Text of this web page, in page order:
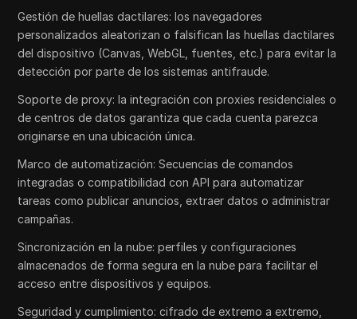
Gestión de huellas dactilares: los navegadores
personalizados aleatorizan o falsifican las huellas dactilares
del dispositivo (Canvas, WebGL, fuentes, etc.) para evitar la
detección por parte de los sistemas antifraude.
Soporte de proxy: la integración con proxies residenciales o
de centros de datos garantiza que cada cuenta parezca
originarse en una ubicación única.
Marco de automatización: Secuencias de comandos
integradas o compatibilidad con API para automatizar
tareas como publicar anuncios, extraer datos o administrar
campañas.
Sincronización en la nube: perfiles y configuraciones
almacenados de forma segura en la nube para facilitar el
acceso entre dispositivos y equipos.
Seguridad y cumplimiento: cifrado de extremo a extremo,